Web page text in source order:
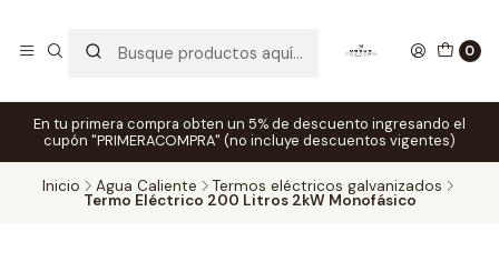
0
En tu primera compra obten un 5% de descuento ingresando el
cupón "PRIMERACOMPRA" (no incluye descuentos vigentes)
Inicio Agua Caliente Termos eléctricos galvanizados
Termo Eléctrico 200 Litros 2kW Monofásico